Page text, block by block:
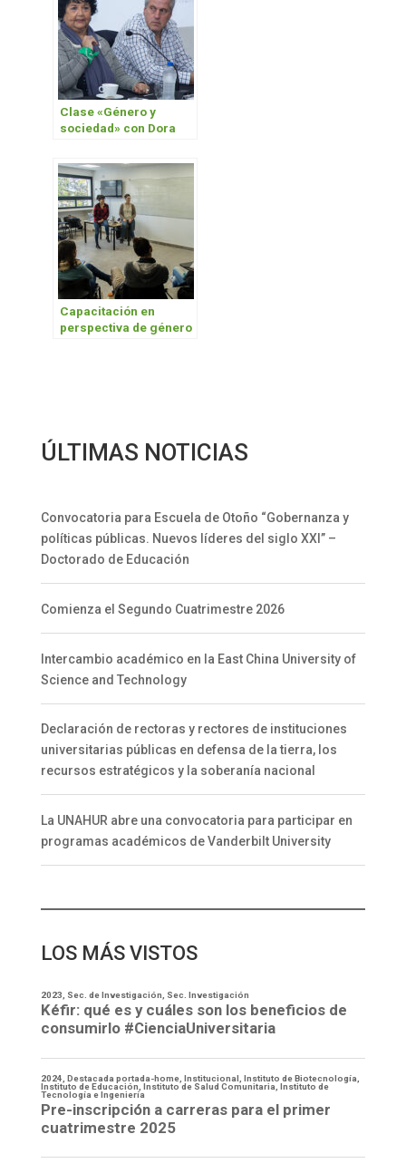
Clase «Género y
sociedad» con Dora
Capacitación en
perspectiva de género
ÚLTIMAS NOTICIAS
Convocatoria para Escuela de Otoño “Gobernanza y
políticas públicas. Nuevos líderes del siglo XXI” –
Doctorado de Educación
Comienza el Segundo Cuatrimestre 2026
Intercambio académico en la East China University of
Science and Technology
Declaración de rectoras y rectores de instituciones
universitarias públicas en defensa de la tierra, los
recursos estratégicos y la soberanía nacional
La UNAHUR abre una convocatoria para participar en
programas académicos de Vanderbilt University
LOS MÁS VISTOS